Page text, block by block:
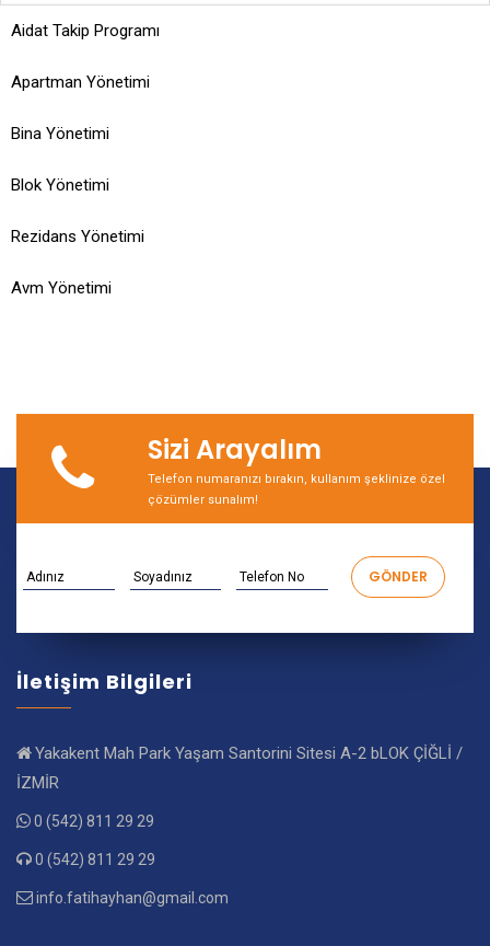
Aidat Takip Programı
Apartman Yönetimi
Bina Yönetimi
Blok Yönetimi
Rezidans Yönetimi
Avm Yönetimi
Sizi Arayalım
Telefon numaranızı bırakın, kullanım şeklinize özel
çözümler sunalım!
İletişim Bilgileri
Yakakent Mah Park Yaşam Santorini Sitesi A-2 bLOK ÇİĞLİ /
İZMİR
0 (542) 811 29 29
0 (542) 811 29 29
info.fatihayhan@gmail.com